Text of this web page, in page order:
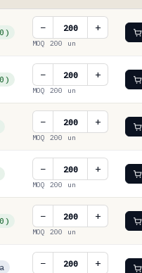
− +
MOQ 200 un
− +
MOQ 200 un
− +
MOQ 200 un
− +
MOQ 200 un
− +
MOQ 200 un
− +